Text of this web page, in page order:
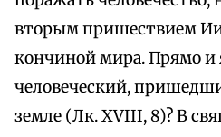
вторым пришествием
кончиной мира. Прямо и
человеческий,
земле (Лк. XVIII, 8)? В